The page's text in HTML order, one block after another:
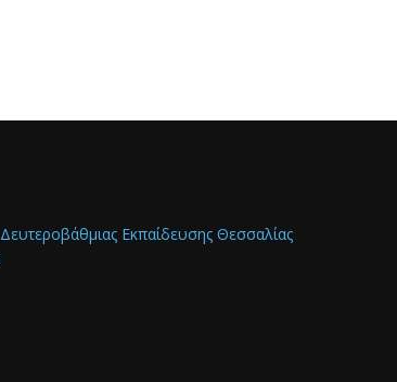
Εκπαίδευσης Θεσσαλίας